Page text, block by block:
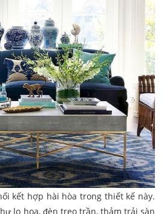
kết hợp hài hòa trong thiết kế này.
lọ hoa, đèn treo trần, thảm trải sàn